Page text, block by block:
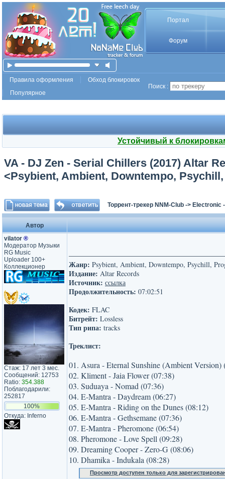
Портал
Форум
Правила оформления
Обход блокировок
Популярное
Поиск :
Устойчивый к
VA - DJ Zen - Serial Chillers (2017) Altar
<Psybient, Ambient, Downtempo,
Торрент-трекер NNM-Club -> Electronic
Автор
vilator ®
Модератор Музыки
RG Music
Uploader 100+
Коллекционер
Стаж: 17 лет 3 мес.
Сообщений: 12753
Ratio: 354.388
Поблагодарили:
252817
100%
Откуда: Inferno
Жанр: Psybient, Ambient, Downtempo, Psychill,
Издание: Altar Records
Источник: ссылка
Продолжительность: 07:02:51
Кодек: FLAC
Битрейт: Lossless
Тип рипа: tracks
Треклист:
01. Asura - Eternal Sunshine (Ambient Version)
02. Kliment - Jaia Flower (07:38)
03. Suduaya - Nomad (07:36)
04. E-Mantra - Daydream (06:27)
05. E-Mantra - Riding on the Dunes (08:12)
06. E-Mantra - Gethsemane (07:36)
07. E-Mantra - Pheromone (06:54)
08. Pheromone - Love Spell (09:28)
09. Dreaming Cooper - Zero-G (08:06)
10. Dhamika - Indukala (08:28)
Просмотр доступен только для